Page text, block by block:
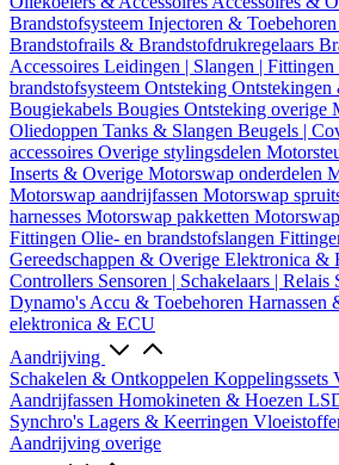
Brandstofsysteem Injectoren & Toebehoren
Brandstofrails & Brandstofdrukregelaars
Accessoires Leidingen | Slangen | Fittingen
brandstofsysteem Ontsteking Ontstekingen
Bougiekabels Bougies Ontsteking overige
Oliedoppen Tanks & Slangen Beugels |
accessoires Overige stylingsdelen
Inserts & Overige Motorswap onderdelen
Motorswap aandrijfassen Motorswap
harnesses Motorswap pakketten
Fittingen Olie- en brandstofslangen
Gereedschappen & Overige Elektronica &
Controllers Sensoren | Schakelaars | Relais
Dynamo's Accu & Toebehoren Harnassen
elektronica & ECU
Aandrijving
Schakelen & Ontkoppelen Koppelingssets
Aandrijfassen Homokineten & Hoezen
Synchro's Lagers & Keerringen
Aandrijving overige